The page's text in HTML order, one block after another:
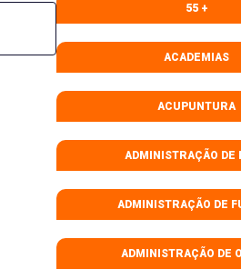
55 +
ACADEMIAS
ACUPUNTURA
ADMINISTRAÇÃO DE
ADMINISTRAÇÃO DE
ADMINISTRAÇÃO DE